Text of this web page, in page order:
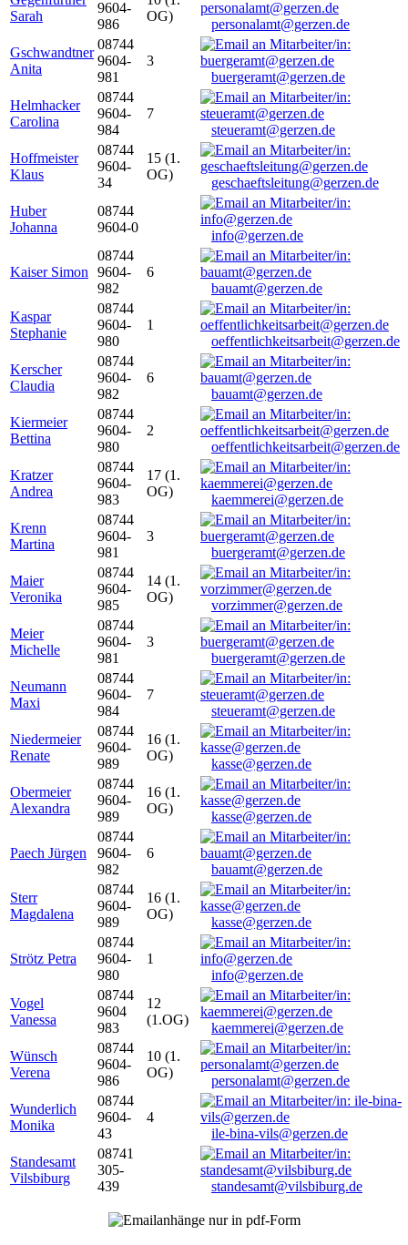
Sarah
9604-
986
OG)
personalamt@gerzen.de
Gschwandtner
Anita
08744
9604-
981
3
buergeramt@gerzen.de
Helmhacker
Carolina
08744
9604-
984
7
steueramt@gerzen.de
Hoffmeister
Klaus
08744
9604-
34
15 (1.
OG)
geschaeftsleitung@gerzen.de
Huber
Johanna
08744
9604-0
info@gerzen.de
Kaiser Simon
08744
9604-
982
6
bauamt@gerzen.de
Kaspar
Stephanie
08744
9604-
980
1
oeffentlichkeitsarbeit@gerzen.de
Kerscher
Claudia
08744
9604-
982
6
bauamt@gerzen.de
Kiermeier
Bettina
08744
9604-
980
2
oeffentlichkeitsarbeit@gerzen.de
Kratzer
Andrea
08744
9604-
983
17 (1.
OG)
kaemmerei@gerzen.de
Krenn
Martina
08744
9604-
981
3
buergeramt@gerzen.de
Maier
Veronika
08744
9604-
985
14 (1.
OG)
vorzimmer@gerzen.de
Meier
Michelle
08744
9604-
981
3
buergeramt@gerzen.de
Neumann
Maxi
08744
9604-
984
7
steueramt@gerzen.de
Niedermeier
Renate
08744
9604-
989
16 (1.
OG)
kasse@gerzen.de
Obermeier
Alexandra
08744
9604-
989
16 (1.
OG)
kasse@gerzen.de
Paech Jürgen
08744
9604-
982
6
bauamt@gerzen.de
Sterr
Magdalena
08744
9604-
989
16 (1.
OG)
kasse@gerzen.de
Strötz Petra
08744
9604-
980
1
info@gerzen.de
Vogel
Vanessa
08744
9604
983
12
(1.OG)
kaemmerei@gerzen.de
Wünsch
Verena
08744
9604-
986
10 (1.
OG)
personalamt@gerzen.de
Wunderlich
Monika
08744
9604-
43
4
ile-bina-vils@gerzen.de
Standesamt
Vilsbiburg
08741
305-
439
standesamt@vilsbiburg.de